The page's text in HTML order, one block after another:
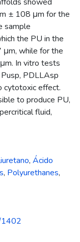
± 108 μm for the
sample
the PU in the
while for the
In vitro tests
PDLLAsp
cytotoxic effect.
to produce PU,
fluid,
, Ácido
, Polyurethanes,
1402